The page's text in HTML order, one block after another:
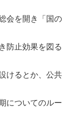
会を開き「国の
防止効果を図る
けるとか、公共
についてのルー